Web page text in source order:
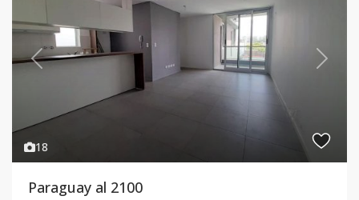
18
Previous Next
Paraguay al 2100